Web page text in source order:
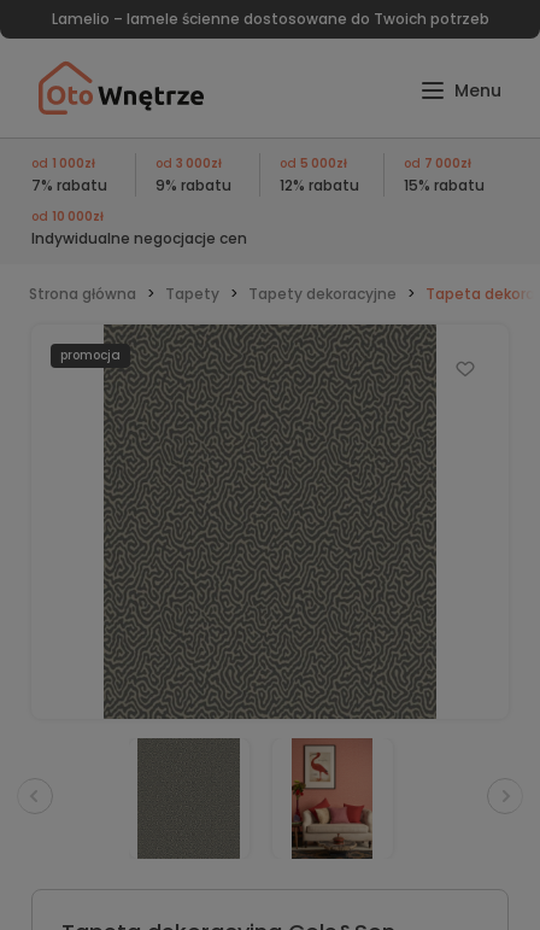
Lamelio – lamele ścienne dostosowane do Twoich potrzeb
od 1 000zł
7% rabatu
od 3 000zł
9% rabatu
od 5 000zł
12% rabatu
od 7 000zł
15% rabatu
od 10 000zł
Indywidualne negocjacje cen
Strona główna Tapety Tapety dekoracyjne Tapeta
promocja